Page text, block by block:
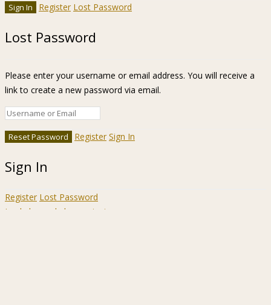
Register Lost Password
Lost Password
Please enter your username or email address. You will receive a
link to create a new password via email.
Register Sign In
Sign In
Register Lost Password
Ir a la barra de herramientas